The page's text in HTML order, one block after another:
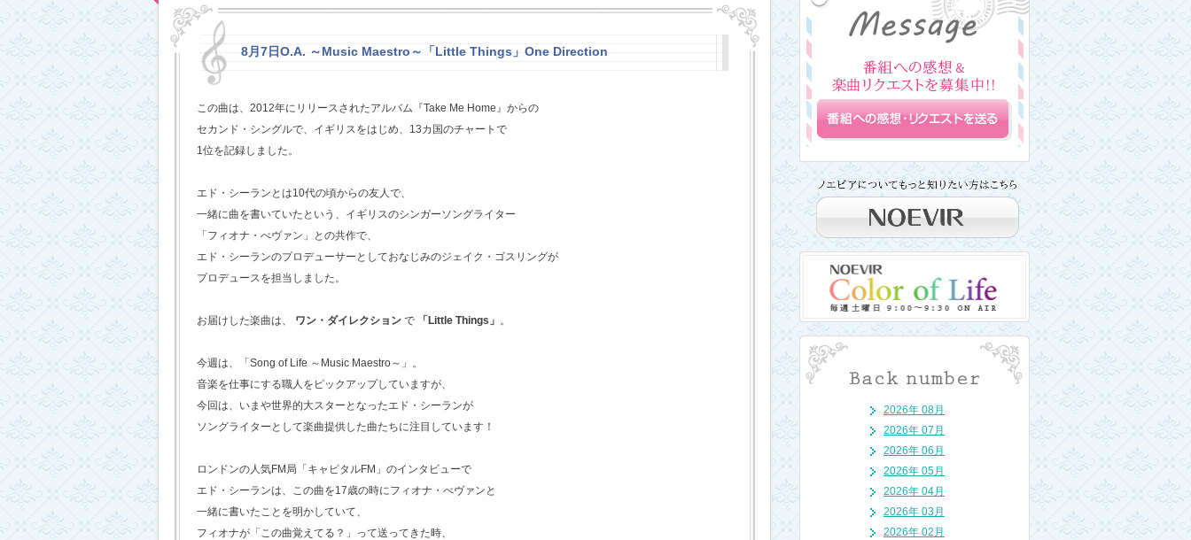
8月7日O.A. ～Music Maestro～「Little Things」One Direction
この曲は、2012年にリリースされたアルバム『Take Me Home』からの
セカンド・シングルで、イギリスをはじめ、13カ国のチャートで
1位を記録しました。
エド・シーランとは10代の頃からの友人で、
一緒に曲を書いていたという、イギリスのシンガーソングライター
「フィオナ・べヴァン」との共作で、
エド・シーランのプロデューサーとしておなじみのジェイク・ゴスリングが
プロデュースを担当しました。
お届けした楽曲は、 ワン・ダイレクション で 「Little Things」 。
今週は、「Song of Life ～Music Maestro～」。
音楽を仕事にする職人をピックアップしていますが、
今回は、いまや世界的大スターとなったエド・シーランが
ソングライターとして楽曲提供した曲たちに注目しています！
ロンドンの人気FM局「キャピタルFM」のインタビューで
エド・シーランは、この曲を17歳の時にフィオナ・べヴァンと
一緒に書いたことを明かしていて、
フィオナが「この曲覚えてる？」って送ってきた時、
2026年 08月
2026年 07月
2026年 06月
2026年 05月
2026年 04月
2026年 03月
2026年 02月